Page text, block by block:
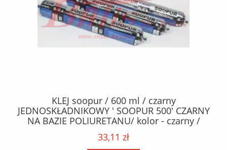
KLEJ soopur / 600 ml / czarny
JEDNOSKŁADNIKOWY ' SOOPUR 500' CZARNY
NA BAZIE POLIURETANU/ kolor - czarny /
karton 20 szt. / pistolet do kleju 307730 /
33,11 zł